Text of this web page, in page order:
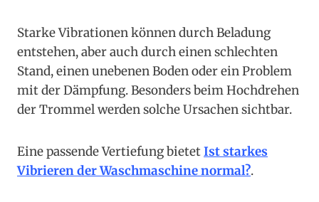
Starke Vibrationen können durch Beladung
entstehen, aber auch durch einen schlechten
Stand, einen unebenen Boden oder ein Problem
mit der Dämpfung. Besonders beim Hochdrehen
der Trommel werden solche Ursachen sichtbar.
Eine passende Vertiefung bietetIst starkes
Vibrieren der Waschmaschine normal?.